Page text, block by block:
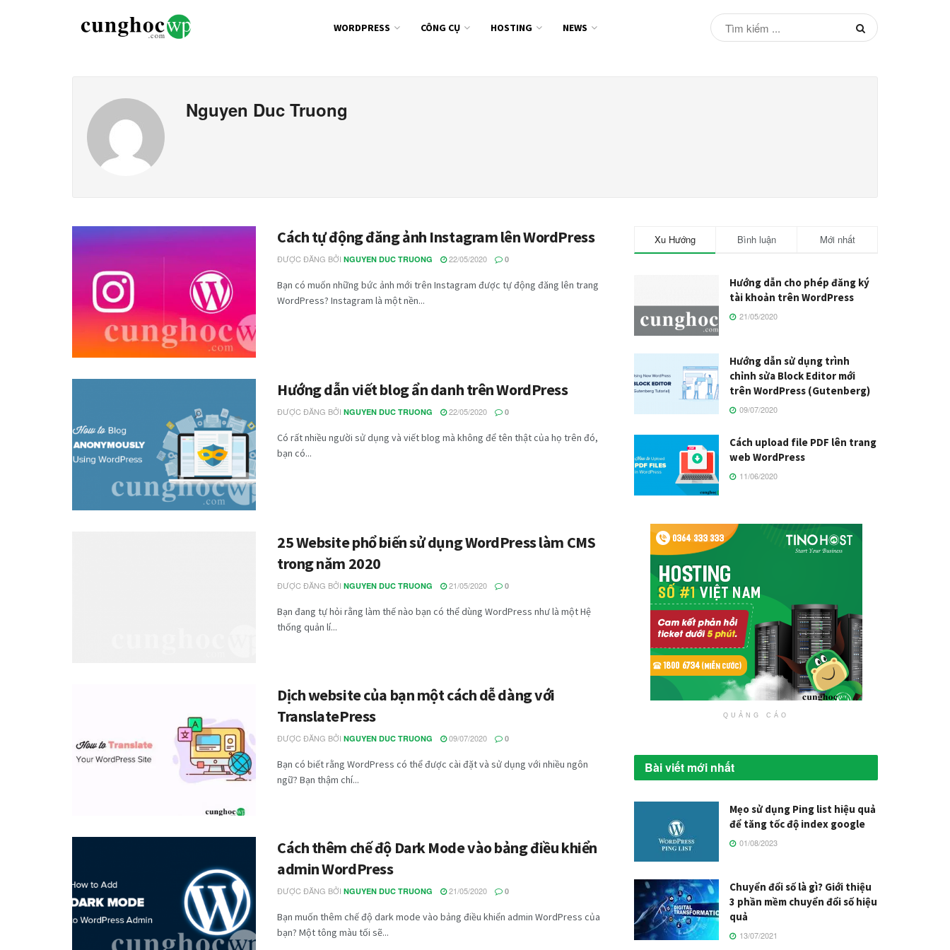
WORDPRESS CÔNG CỤ HOSTING NEWS
Nguyen Duc Truong
Cách tự động đăng ảnh Instagram lên WordPress
ĐƯỢC ĐĂNG BỞI NGUYEN DUC TRUONG 22/05/2020 0
Bạn có muốn những bức ảnh mới trên Instagram được tự động đăng lên trang
WordPress? Instagram là một nền...
Hướng dẫn viết blog ẩn danh trên WordPress
ĐƯỢC ĐĂNG BỞI NGUYEN DUC TRUONG 22/05/2020 0
Có rất nhiều người sử dụng và viết blog mà không để tên thật của họ trên đó,
bạn có...
25 Website phổ biến sử dụng WordPress làm CMS
trong năm 2020
ĐƯỢC ĐĂNG BỞI NGUYEN DUC TRUONG 21/05/2020 0
Bạn đang tự hỏi rằng làm thế nào bạn có thể dùng WordPress như là một Hệ
thống quản lí...
Dịch website của bạn một cách dễ dàng với
TranslatePress
ĐƯỢC ĐĂNG BỞI NGUYEN DUC TRUONG 09/07/2020 0
Bạn có biết rằng WordPress có thể được cài đặt và sử dụng với nhiều ngôn
ngữ? Bạn thậm chí...
Cách thêm chế độ Dark Mode vào bảng điều khiển
admin WordPress
ĐƯỢC ĐĂNG BỞI NGUYEN DUC TRUONG 21/05/2020 0
Bạn muốn thêm chế độ dark mode vào bảng điều khiển admin WordPress của
bạn? Một tông màu tối sẽ...
Xu Hướng Bình luận Mới nhất
Hướng dẫn cho phép đăng ký
tài khoản trên WordPress
21/05/2020
Hướng dẫn sử dụng trình
chỉnh sửa Block Editor mới
trên WordPress (Gutenberg)
09/07/2020
Cách upload file PDF lên trang
web WordPress
11/06/2020
QUẢNG CÁO
Bài viết mới nhất
Mẹo sử dụng Ping list hiệu quả
để tăng tốc độ index google
01/08/2023
Chuyển đổi số là gì? Giới thiệu
3 phần mềm chuyển đổi số hiệu
quả
13/07/2021